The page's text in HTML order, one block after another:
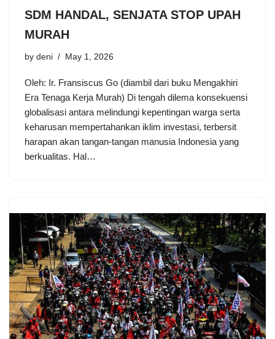
SDM HANDAL, SENJATA STOP UPAH
MURAH
by deni May 1, 2026
Oleh: Ir. Fransiscus Go (diambil dari buku Mengakhiri
Era Tenaga Kerja Murah) Di tengah dilema konsekuensi
globalisasi antara melindungi kepentingan warga serta
keharusan mempertahankan iklim investasi, terbersit
harapan akan tangan-tangan manusia Indonesia yang
berkualitas. Hal…